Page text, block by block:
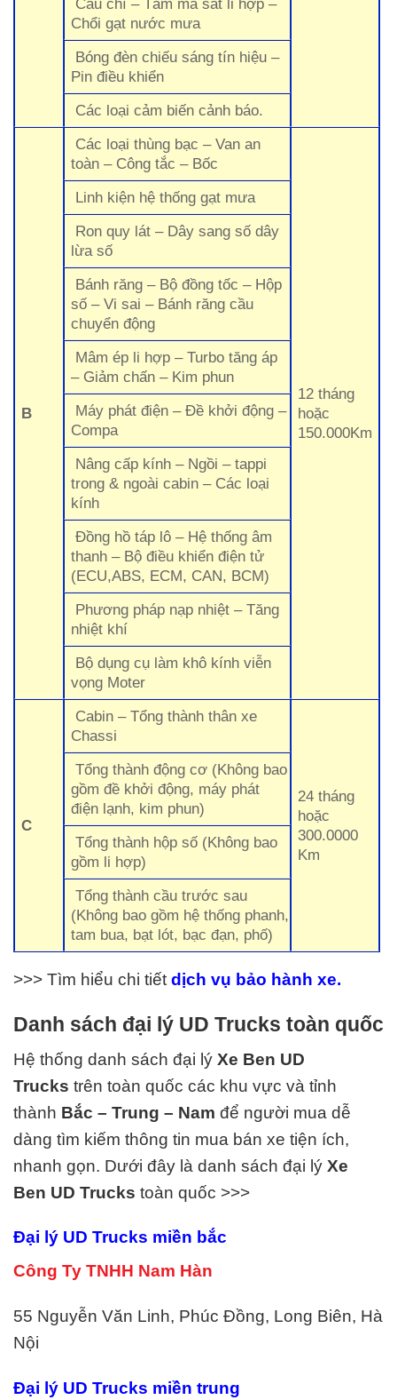
Cầu chì – Tấm ma sát li hợp –
Chổi gạt nước mưa
Bóng đèn chiếu sáng tín hiệu –
Pin điều khiển
Các loại cảm biến cảnh báo.
B
Các loại thùng bạc – Van an
toàn – Công tắc – Bốc
12 tháng
hoặc
150.000Km
Linh kiện hệ thống gạt mưa
Ron quy lát – Dây sang số dây
lừa số
Bánh răng – Bộ đồng tốc – Hộp
số – Vi sai – Bánh răng cầu
chuyển động
Mâm ép li hợp – Turbo tăng áp
– Giảm chấn – Kim phun
Máy phát điện – Đề khởi động –
Compa
Nâng cấp kính – Ngồi – tappi
trong & ngoài cabin – Các loại
kính
Đồng hồ táp lô – Hệ thống âm
thanh – Bộ điều khiển điện tử
(ECU,ABS, ECM, CAN, BCM)
Phương pháp nạp nhiệt – Tăng
nhiệt khí
Bộ dụng cụ làm khô kính viễn
vọng Moter
C
Cabin – Tổng thành thân xe
Chassi
24 tháng
hoặc
300.0000
Km
Tổng thành động cơ (Không bao
gồm đề khởi động, máy phát
điện lạnh, kim phun)
Tổng thành hộp số (Không bao
gồm li hợp)
Tổng thành cầu trước sau
(Không bao gồm hệ thống phanh,
tam bua, bạt lót, bạc đạn, phố)
>>> Tìm hiểu chi tiết dịch vụ bảo hành xe.
Danh sách đại lý UD Trucks toàn quốc
Hệ thống danh sách đại lý Xe Ben UD
Trucks trên toàn quốc các khu vực và tỉnh
thành Bắc – Trung – Nam để người mua dễ
dàng tìm kiếm thông tin mua bán xe tiện ích,
nhanh gọn. Dưới đây là danh sách đại lý Xe
Ben UD Trucks toàn quốc >>>
Đại lý UD Trucks miền bắc
Công Ty TNHH Nam Hàn
55 Nguyễn Văn Linh, Phúc Đồng, Long Biên, Hà
Nội
Đại lý UD Trucks miền trung